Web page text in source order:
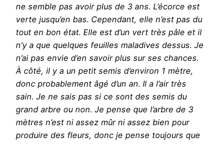
ne semble pas avoir plus de 3 ans. L’écorce est
verte jusqu’en bas. Cependant, elle n’est pas du
tout en bon état. Elle est d’un vert très pâle et il
n’y a que quelques feuilles maladives dessus. Je
n’ai pas envie d’en savoir plus sur ses chances.
À côté, il y a un petit semis d’environ 1 mètre,
donc probablement âgé d’un an. Il a l’air très
sain. Je ne sais pas si ce sont des semis du
grand arbre ou non. Je pense que l’arbre de 3
mètres n’est ni assez mûr ni assez bien pour
produire des fleurs, donc je pense toujours que